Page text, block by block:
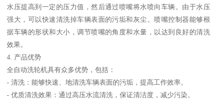
水压提高到一定的压力值，然后通过喷嘴将水喷向车辆。由于水压
强大，可以快速清洗掉车辆表面的污垢和灰尘。喷嘴控制器能够根
据车辆的形状和大小，调节喷嘴的角度和水量，以达到良好的清洗
效果。
4. 产品优势
全自动洗轮机具有众多优势，包括：
- 清洗：能够快速、地清洗车辆表面的污垢，提高工作效率。
- 优质清洗效果：通过高压水流清洗，保证清洁度，减少污染。